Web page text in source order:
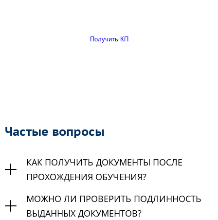
Получить КП
Частые вопросы
КАК ПОЛУЧИТЬ ДОКУМЕНТЫ ПОСЛЕ
ПРОХОЖДЕНИЯ ОБУЧЕНИЯ?
МОЖНО ЛИ ПРОВЕРИТЬ ПОДЛИННОСТЬ
ВЫДАННЫХ ДОКУМЕНТОВ?